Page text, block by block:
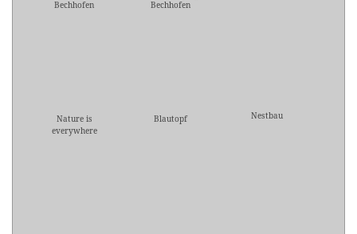
Bechhofen
Bechhofen
Nature is
everywhere
Blautopf Nestbau